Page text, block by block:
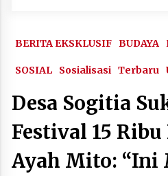
BERITA EKSKLUSIF BUDAYA
SOSIAL Sosialisasi Terbaru
Desa Sogitia
Festival 15
Ayah Mito: “Ini